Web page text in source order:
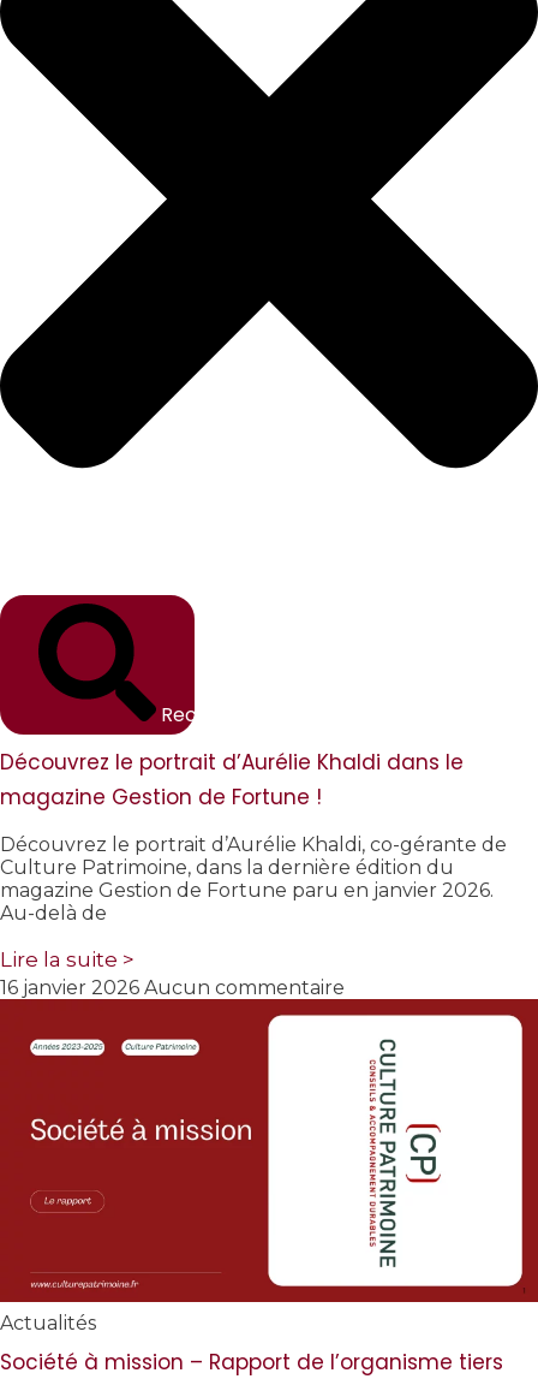
Rechercher
Découvrez le portrait d’Aurélie Khaldi dans le
magazine Gestion de Fortune !
Découvrez le portrait d’Aurélie Khaldi, co-gérante de
Culture Patrimoine, dans la dernière édition du
magazine Gestion de Fortune paru en janvier 2026.
Au-delà de
Lire la suite >
16 janvier 2026 Aucun commentaire
Actualités
Société à mission – Rapport de l’organisme tiers